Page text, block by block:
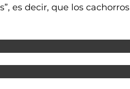
es decir, que los cachorros